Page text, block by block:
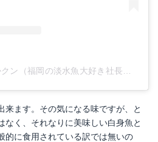
来ます。その気になる味ですが、と
なく、それなりに美味しい白身魚と
的に食用されている訳では無いの